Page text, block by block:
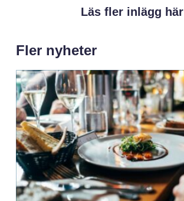
Läs fler inlägg här
Fler nyheter